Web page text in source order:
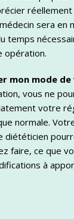
sera en
temps
mon mode de
vous ne
votre
normale.
diététicien
faire, ce que
à